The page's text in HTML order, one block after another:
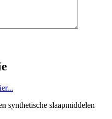
synthetische slaapmiddelen